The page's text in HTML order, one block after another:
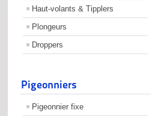
Haut-volants & Tipplers
Plongeurs
Droppers
Pigeonniers
Pigeonnier fixe